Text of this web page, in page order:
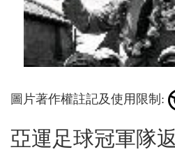
圖片著作權註記及使用限制:
亞運足球冠軍隊